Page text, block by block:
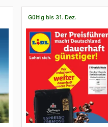
Gültig bis 31. Dez.